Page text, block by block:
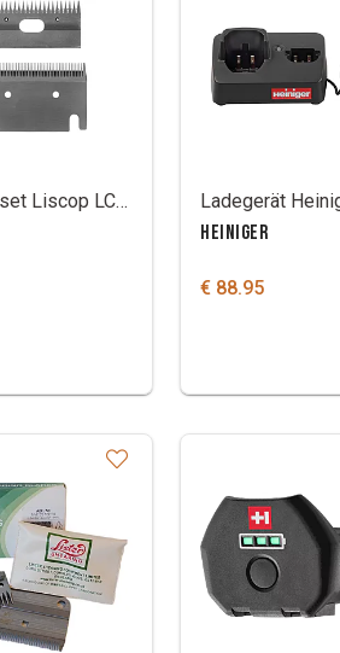
Messenset Liscop LC1253 0.5 MM
HEINIGER
€ 88.95